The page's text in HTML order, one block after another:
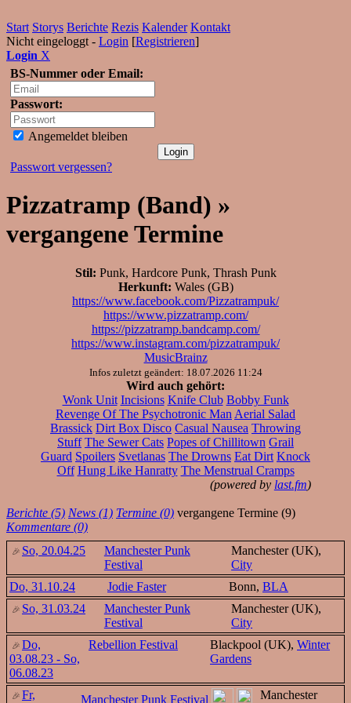
Start Storys Berichte Rezis Kalender Kontakt
Nicht eingeloggt - Login [Registrieren]
Login X
BS-Nummer oder Email:
Passwort:
Angemeldet bleiben
Passwort vergessen?
Pizzatramp (Band) »
vergangene Termine
Stil: Punk, Hardcore Punk, Thrash Punk
Herkunft: Wales (GB)
https://www.facebook.com/Pizzatrampuk/
https://www.pizzatramp.com/
https://pizzatramp.bandcamp.com/
https://www.instagram.com/pizzatrampuk/
MusicBrainz
Infos zuletzt geändert: 18.07.2026 11:24
Wird auch gehört:
Wonk Unit Incisions Knife Club Bobby Funk
Revenge Of The Psychotronic Man Aerial Salad
Brassick Dirt Box Disco Casual Nausea Throwing
Stuff The Sewer Cats Popes of Chillitown Grail
Guard Spoilers Svetlanas The Drowns Eat Dirt Knock
Off Hung Like Hanratty The Menstrual Cramps
(powered by last.fm)
Berichte (5) News (1) Termine (0) vergangene Termine (9)
Kommentare (0)
So, 20.04.25
Manchester Punk
Festival
Manchester (UK),
City
Do, 31.10.24
Jodie Faster Bonn, BLA
So, 31.03.24
Manchester Punk
Festival
Manchester (UK),
City
Do,
03.08.23 - So,
06.08.23
Rebellion Festival Blackpool (UK), Winter
Gardens
Fr,
Manchester Punk Festival
Manchester